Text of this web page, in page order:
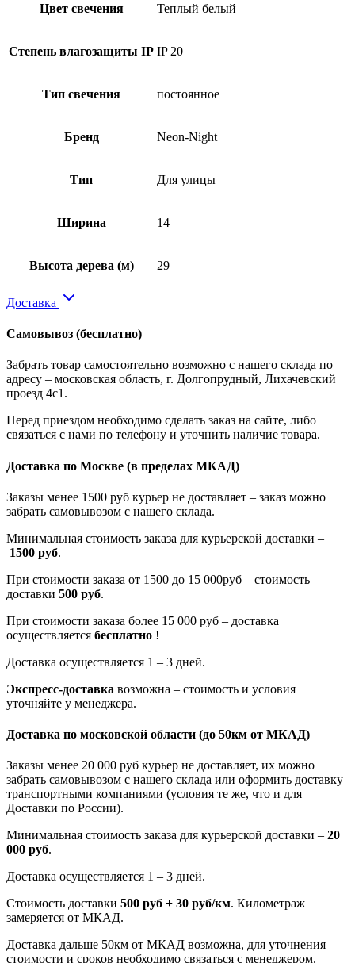
Цвет свечения Теплый белый
Степень влагозащиты IP IP 20
Тип свечения постоянное
Бренд Neon-Night
Тип Для улицы
Ширина 14
Высота дерева (м) 29
Доставка
Самовывоз (бесплатно)
Забрать товар самостоятельно возможно с нашего склада по
адресу – московская область, г. Долгопрудный, Лихачевский
проезд 4с1.
Перед приездом необходимо сделать заказ на сайте, либо
связаться с нами по телефону и уточнить наличие товара.
Доставка по Москве (в пределах МКАД)
Заказы менее 1500 руб курьер не доставляет – заказ можно
забрать самовывозом с нашего склада.
Минимальная стоимость заказа для курьерской доставки –
1500 руб.
При стоимости заказа от 1500 до 15 000руб – стоимость
доставки 500 руб.
При стоимости заказа более 15 000 руб – доставка
осуществляется бесплатно !
Доставка осуществляется 1 – 3 дней.
Экспресс-доставка возможна – стоимость и условия
уточняйте у менеджера.
Доставка по московской области (до 50км от МКАД)
Заказы менее 20 000 руб курьер не доставляет, их можно
забрать самовывозом с нашего склада или оформить доставку
транспортными компаниями (условия те же, что и для
Доставки по России).
Минимальная стоимость заказа для курьерской доставки – 20
000 руб.
Доставка осуществляется 1 – 3 дней.
Стоимость доставки 500 руб + 30 руб/км. Километраж
замеряется от МКАД.
Доставка дальше 50км от МКАД возможна, для уточнения
стоимости и сроков необходимо связаться с менеджером.